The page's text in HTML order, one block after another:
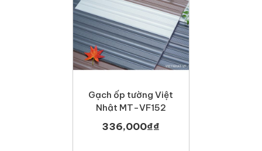
Gạch ốp tường Việt
Nhật MT-VF152
336,000₫₫